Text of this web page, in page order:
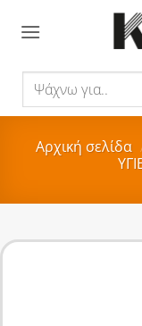
για..
Αρχική σελίδα